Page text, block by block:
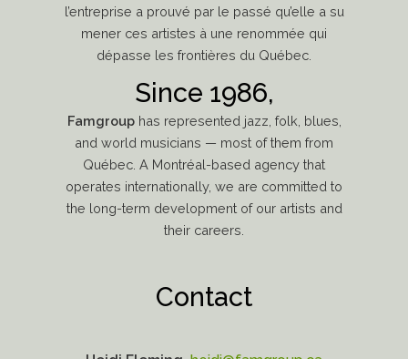
l’entreprise a prouvé par le passé qu’elle a su
mener ces artistes à une renommée qui
dépasse les frontières du Québec.
Since 1986,
Famgrouphas represented jazz, folk, blues,
and world musicians — most of them from
Québec. A Montréal-based agency that
operates internationally, we are committed to
the long-term development of our artists and
their careers.
Contact